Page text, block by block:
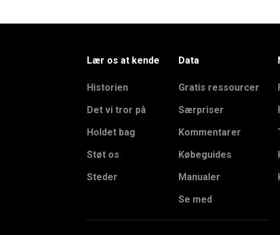
Lær os at kende
Historien
Det vi tror på
Holdet bag
Støt os
Steder
Data
Gratis ressourcer
Særpriser
Kommentarer
Købeguides
Manualer
Se med